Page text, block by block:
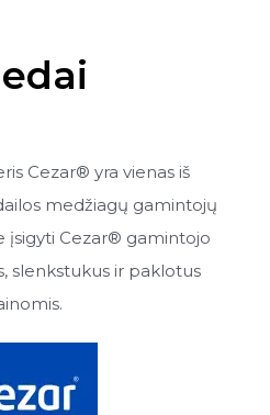
Cezar® yra vienas iš
medžiagų gamintojų
įsigyti Cezar® gamintojo
slenkstukus ir paklotus